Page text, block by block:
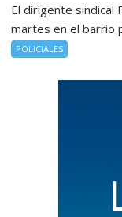
El dirigente sindical
martes en el barrio
POLICIALES